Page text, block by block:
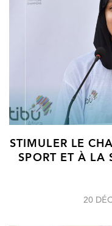
STIMULER LE
SPORT ET À LA
20